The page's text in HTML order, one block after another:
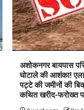
अशोकनगर बायपास
घोटाले की आशंका!
पट्टे की जमीनों की
कथित खरीद-फरोख्त